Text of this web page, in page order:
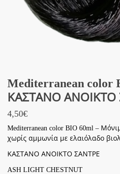
Mediterranean color
ΚΑΣΤΑΝΟ ΑΝΟΙΚΤΟ
4,50€
Mediterranean color BIO 60ml –
χωρίς αμμωνία με ελαιόλαδο
ΚΑΣΤΑΝΟ ΑΝΟΙΚΤΟ ΣΑΝΤΡΕ
ASH LIGHT CHESTNUT